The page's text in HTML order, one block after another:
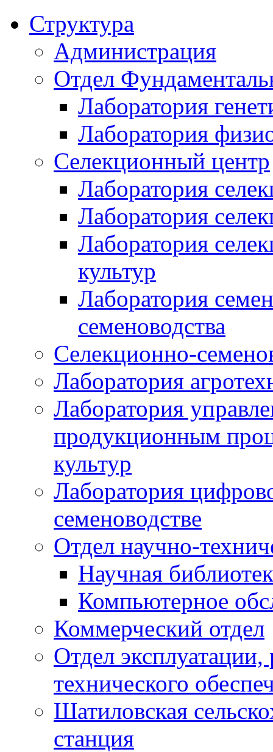
Структура
Администрация
Отдел
Лаборатория
Лаборатория
Селекционный центр
Лаборатория
Лаборатория
Лаборатория
культур
Лаборатория
семеноводства
Селекционно-
Лаборатория
Лаборатория
продукционным
культур
Лаборатория
семеноводстве
Отдел научно-
Научная
Компьютерное
Коммерческий отдел
Отдел
технического
Шатиловская
станция